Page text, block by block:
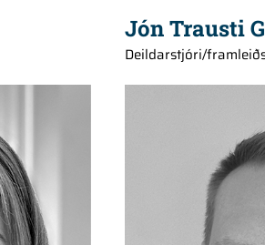
Jón Trausti
Deildarstjóri/
Download